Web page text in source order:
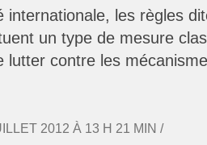
internationale, les règles
un type de mesure
lutter contre les
2012 À 13 H 21 MIN /